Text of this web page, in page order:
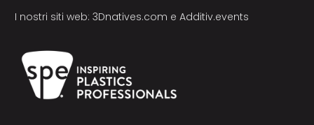
I nostri siti web: 3Dnatives.com e Additiv.events